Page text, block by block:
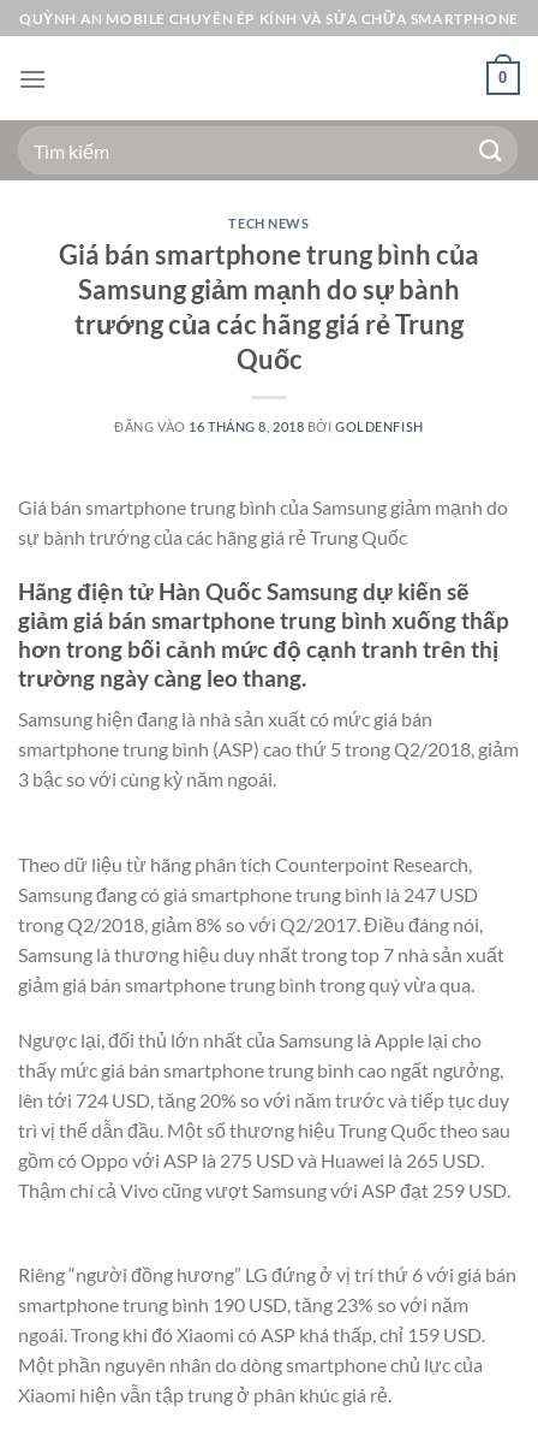
Bỏ
qua
nội
QUỲNH AN MOBILE CHUYÊN ÉP KÍNH VÀ SỬA CHỮA SMARTPHONE
0
Tìm
kiếm:
TECH NEWS
Giá bán smartphone trung bình của
Samsung giảm mạnh do sự bành
trướng của các hãng giá rẻ Trung
Quốc
ĐĂNG VÀO 16 THÁNG 8, 2018 BỞIGOLDENFISH
Giá bán smartphone trung bình của Samsung giảm mạnh do
sự bành trướng của các hãng giá rẻ Trung Quốc
Hãng điện tử Hàn Quốc Samsung dự kiến sẽ
giảm giá bán smartphone trung bình xuống thấp
hơn trong bối cảnh mức độ cạnh tranh trên thị
trường ngày càng leo thang.
Samsung hiện đang là nhà sản xuất có mức giá bán
smartphone trung bình (ASP) cao thứ 5 trong Q2/2018, giảm
3 bậc so với cùng kỳ năm ngoái.
Theo dữ liệu từ hãng phân tích Counterpoint Research,
Samsung đang có giá smartphone trung bình là 247 USD
trong Q2/2018, giảm 8% so với Q2/2017. Điều đáng nói,
Samsung là thương hiệu duy nhất trong top 7 nhà sản xuất
giảm giá bán smartphone trung bình trong quý vừa qua.
Ngược lại, đối thủ lớn nhất của Samsung là Apple lại cho
thấy mức giá bán smartphone trung bình cao ngất ngưởng,
lên tới 724 USD, tăng 20% so với năm trước và tiếp tục duy
trì vị thế dẫn đầu. Một số thương hiệu Trung Quốc theo sau
gồm có Oppo với ASP là 275 USD và Huawei là 265 USD.
Thậm chí cả Vivo cũng vượt Samsung với ASP đạt 259 USD.
Riêng “người đồng hương” LG đứng ở vị trí thứ 6 với giá bán
smartphone trung bình 190 USD, tăng 23% so với năm
ngoái. Trong khi đó Xiaomi có ASP khá thấp, chỉ 159 USD.
Một phần nguyên nhân do dòng smartphone chủ lực của
Xiaomi hiện vẫn tập trung ở phân khúc giá rẻ.